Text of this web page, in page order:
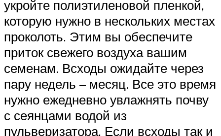
укройте полиэтиленовой пленкой,
которую нужно в нескольких местах
проколоть. Этим вы обеспечите
приток свежего воздуха вашим
семенам. Всходы ожидайте через
пару недель – месяц. Все это время
нужно ежедневно увлажнять почву
с сеянцами водой из
пульверизатора. Если всходы так и